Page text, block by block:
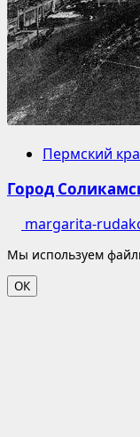
Пермский
Город
margarita-
Мы используем
ОК